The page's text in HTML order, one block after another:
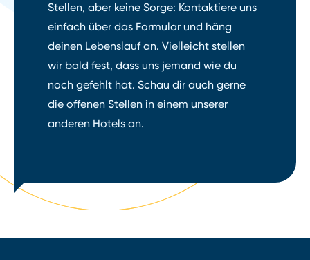
Stellen, aber keine Sorge: Kontaktiere uns
einfach über das Formular und häng
deinen Lebenslauf an. Vielleicht stellen
wir bald fest, dass uns jemand wie du
noch gefehlt hat. Schau dir auch gerne
die offenen Stellen in einem unserer
anderen Hotels an.